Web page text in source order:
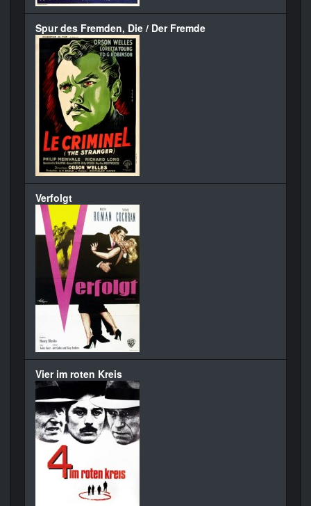
Spur des Fremden, Die / Der Fremde
Verfolgt
Vier im roten Kreis